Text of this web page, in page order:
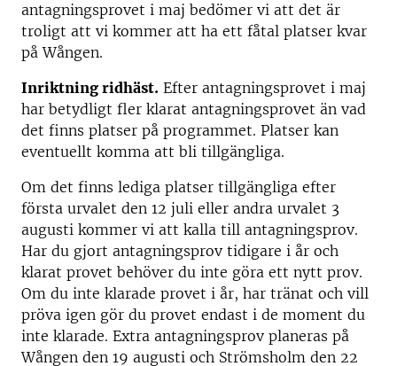
antagningsprovet i maj bedömer vi att det är
troligt att vi kommer att ha ett fåtal platser kvar
på Wången.
Inriktning ridhäst. Efter antagningsprovet i maj
har betydligt fler klarat antagningsprovet än vad
det finns platser på programmet. Platser kan
eventuellt komma att bli tillgängliga.
Om det finns lediga platser tillgängliga efter
första urvalet den 12 juli eller andra urvalet 3
augusti kommer vi att kalla till antagningsprov.
Har du gjort antagningsprov tidigare i år och
klarat provet behöver du inte göra ett nytt prov.
Om du inte klarade provet i år, har tränat och vill
pröva igen gör du provet endast i de moment du
inte klarade. Extra antagningsprov planeras på
Wången den 19 augusti och Strömsholm den 22